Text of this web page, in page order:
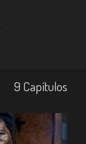
9 Capí­tulos